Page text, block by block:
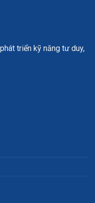
triển kỹ năng tư duy,